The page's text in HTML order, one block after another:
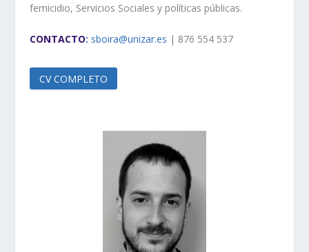
femicidio, Servicios Sociales y políticas públicas.
CONTACTO: sboira@unizar.es | 876 554 537
CV COMPLETO